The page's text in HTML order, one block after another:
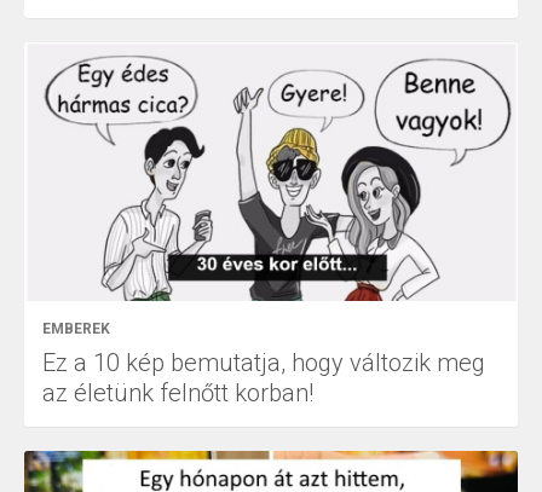
EMBEREK
Ez a 10 kép bemutatja, hogy változik meg
az életünk felnőtt korban!